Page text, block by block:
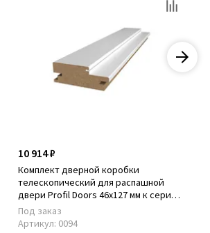
10 914 ₽
Комплект дверной коробки
телескопический для распашной
двери Profil Doors 46x127 мм к серии
PA
Под заказ
Артикул: 0094